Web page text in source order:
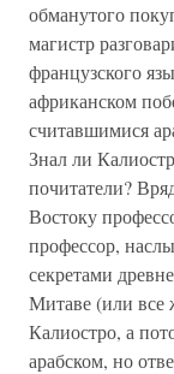
обманутого
магистр
французского
африканском
считавшимися
Знал ли
почитатели?
Востоку
профессор,
секретами
Митаве (или все
Калиостро, а
арабском, но